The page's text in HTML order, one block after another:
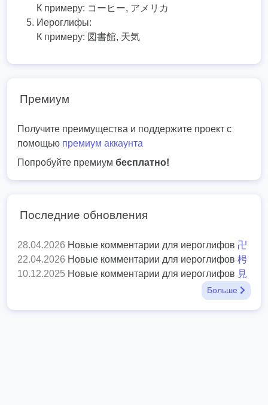
К примеру: コーヒー, アメリカ
Иероглифы:
К примеру: 図書館, 天気
Премиум
Получите преимущества и поддержите проект с
помощью премиум аккаунта
Попробуйте премиум бесплатно!
Последние обновления
28.04.2026 Новые комментарии для иероглифов 卍
22.04.2026 Новые комментарии для иероглифов 枵
10.12.2025 Новые комментарии для иероглифов 見
Больше